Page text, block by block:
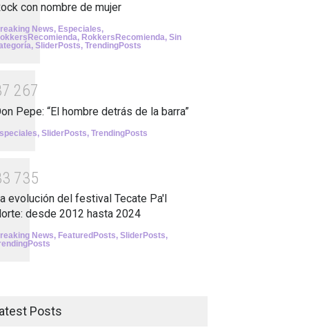
con nombre de mujer
News, Especiales,
, RokkersRecomienda, Sin
, SliderPosts, TrendingPosts
7 267
Pepe: “El hombre detrás de la barra”
, SliderPosts, TrendingPosts
3 735
evolución del festival Tecate Pa'l
desde 2012 hasta 2024
News, FeaturedPosts, SliderPosts,
Posts